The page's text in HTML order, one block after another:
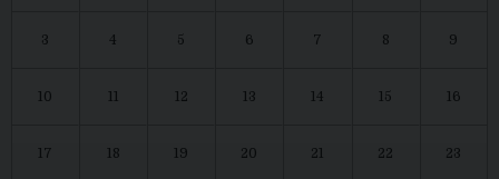
3 4 5 6 7 8 9
10 11 12 13 14 15 16
17 18 19 20 21 22 23